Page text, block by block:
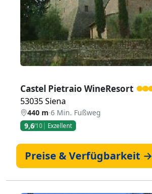
Castel Pietraio WineResort
53035 Siena
440 m·6 Min. Fußweg
9,6/10 Exzellent
Preise & Verfügbarkeit →